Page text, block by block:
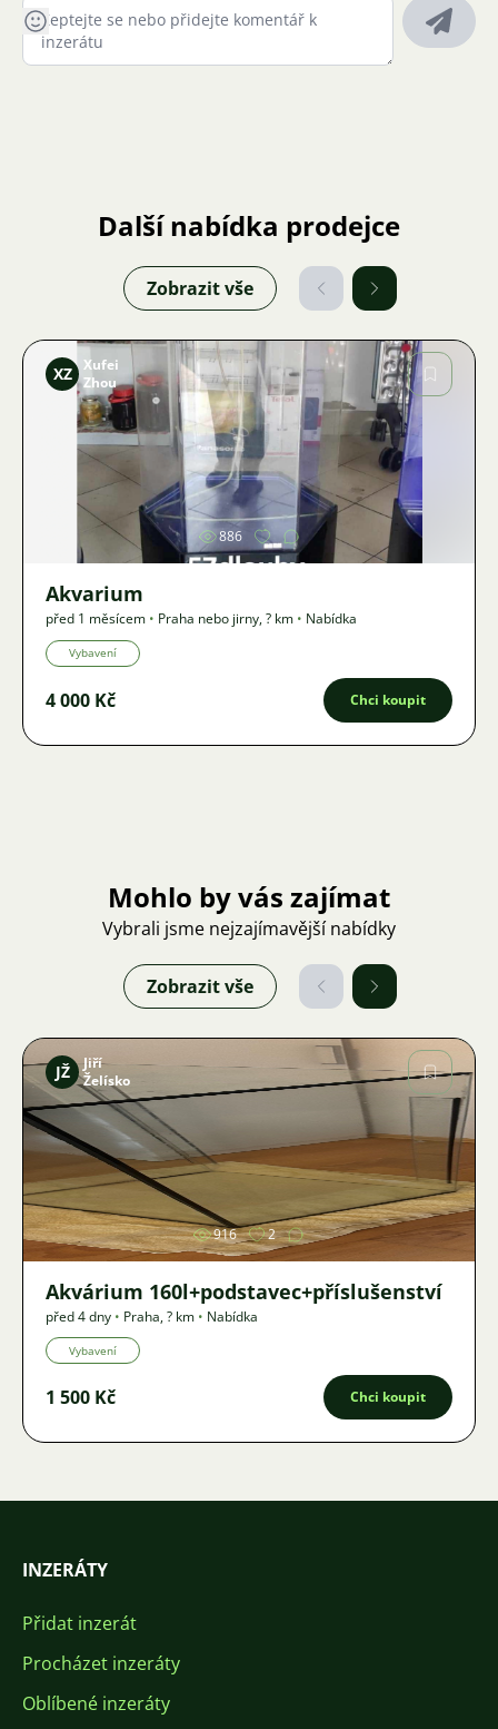
Další nabídka prodejce
Zobrazit vše
Obrázek
XZ
Xufei
Zhou
886
Akvarium
před 1 měsícem • Praha nebo jirny,? km • Nabídka
Vybavení
4 000 Kč Chci koupit
Mohlo by vás zajímat
Vybrali jsme nejzajímavější nabídky
Zobrazit vše
Obrázek
JŽ
Jiří
Želísko
916 2
Akvárium 160l+podstavec+příslušenství
před 4 dny • Praha,? km • Nabídka
Vybavení
1 500 Kč Chci koupit
INZERÁTY
Přidat inzerát
Procházet inzeráty
Oblíbené inzeráty